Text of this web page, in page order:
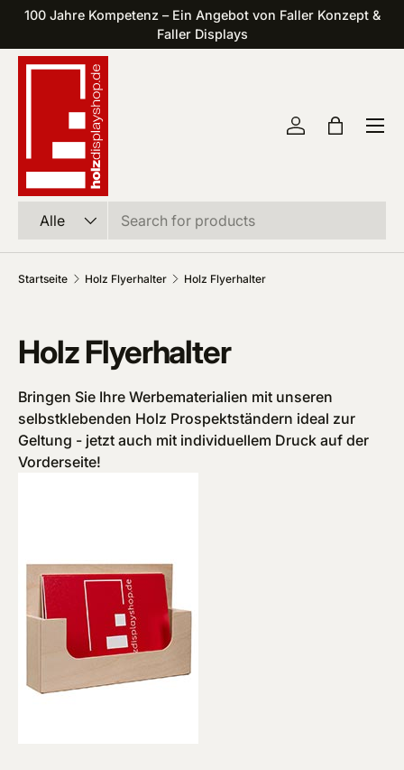
100 Jahre Kompetenz – Ein Angebot von Faller Konzept &
Faller Displays
Alle
Einloggen
Startseite Holz Flyerhalter Holz Flyerhalter
Holz Flyerhalter
Bringen Sie Ihre Werbematerialien mit unseren
selbstklebenden Holz Prospektständern ideal zur
Geltung - jetzt auch mit individuellem Druck auf der
Vorderseite!